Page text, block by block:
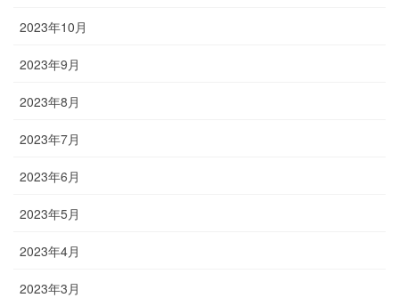
2023年10月
2023年9月
2023年8月
2023年7月
2023年6月
2023年5月
2023年4月
2023年3月